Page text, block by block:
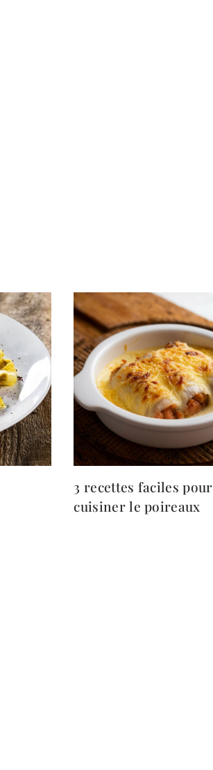
3 recettes faciles pour
cuisiner le poireaux